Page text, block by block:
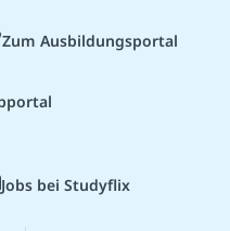
Zum Ausbildungsportal
Jobs bei Studyflix